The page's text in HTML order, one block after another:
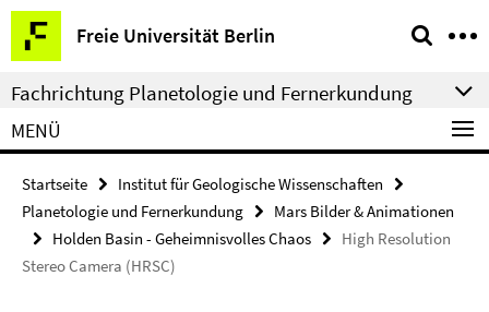
Springe
direkt
zu
Inhalt
Freie Universität Berlin
Service-
Navigation
Fachrichtung Planetologie und Fernerkundung
MENÜ
Startseite
Institut für Geologische Wissenschaften
Planetologie und Fernerkundung
Mars Bilder & Animationen
Holden Basin - Geheimnisvolles Chaos
High Resolution
Stereo Camera (HRSC)